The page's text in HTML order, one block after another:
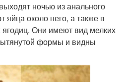
ночью из анального
яйца около него, а также в
ягодиц. Они имеют вид мелких
формы и видны